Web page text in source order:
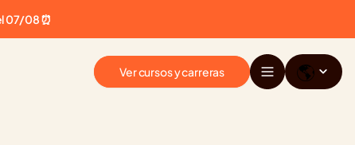
07/08 ⏰
Ver cursos y carreras 🌎